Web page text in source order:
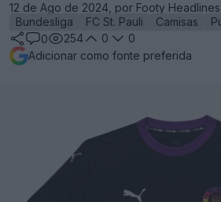
12 de Ago de 2024, por Footy
Bundesliga
FC St. Pauli Camisas
0
254 0
0
Adicionar como fonte preferida